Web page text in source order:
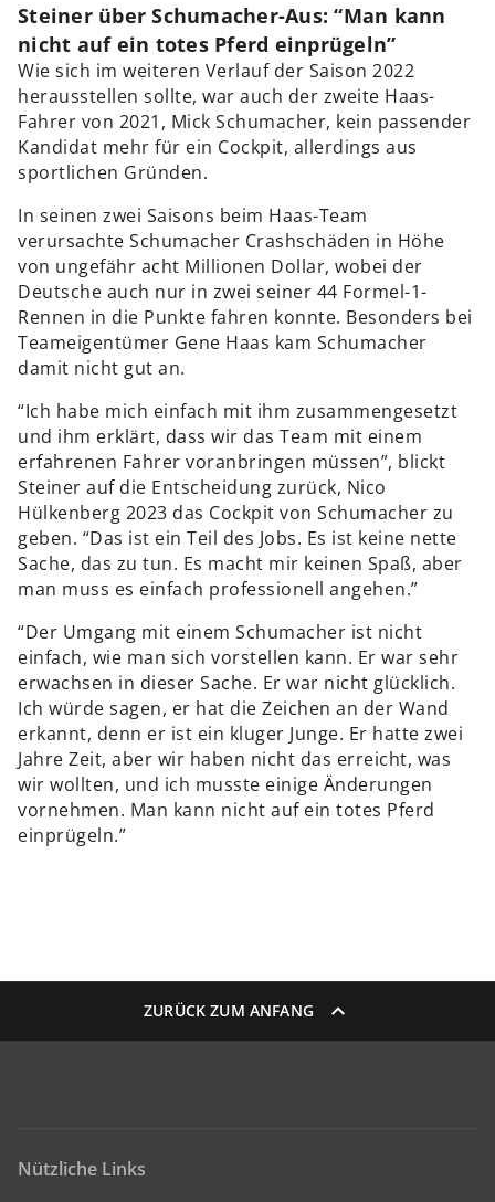
Steiner über Schumacher-Aus: “Man kann
nicht auf ein totes Pferd einprügeln”
Wie sich im weiteren Verlauf der Saison 2022
herausstellen sollte, war auch der zweite Haas-
Fahrer von 2021, Mick Schumacher, kein passender
Kandidat mehr für ein Cockpit, allerdings aus
sportlichen Gründen.
In seinen zwei Saisons beim Haas-Team
verursachte Schumacher Crashschäden in Höhe
von ungefähr acht Millionen Dollar, wobei der
Deutsche auch nur in zwei seiner 44 Formel-1-
Rennen in die Punkte fahren konnte. Besonders bei
Teameigentümer Gene Haas kam Schumacher
damit nicht gut an.
“Ich habe mich einfach mit ihm zusammengesetzt
und ihm erklärt, dass wir das Team mit einem
erfahrenen Fahrer voranbringen müssen”, blickt
Steiner auf die Entscheidung zurück, Nico
Hülkenberg 2023 das Cockpit von Schumacher zu
geben. “Das ist ein Teil des Jobs. Es ist keine nette
Sache, das zu tun. Es macht mir keinen Spaß, aber
man muss es einfach professionell angehen.”
“Der Umgang mit einem Schumacher ist nicht
einfach, wie man sich vorstellen kann. Er war sehr
erwachsen in dieser Sache. Er war nicht glücklich.
Ich würde sagen, er hat die Zeichen an der Wand
erkannt, denn er ist ein kluger Junge. Er hatte zwei
Jahre Zeit, aber wir haben nicht das erreicht, was
wir wollten, und ich musste einige Änderungen
vornehmen. Man kann nicht auf ein totes Pferd
einprügeln.”
ZURÜCK ZUM ANFANG
Nützliche Links